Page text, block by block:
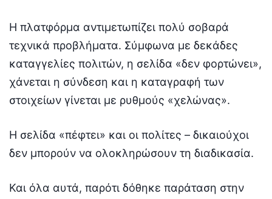
Η πλατφόρμα αντιμετωπίζει πολύ σοβαρά
τεχνικά προβλήματα. Σύμφωνα με δεκάδες
καταγγελίες πολιτών, η σελίδα «δεν φορτώνει»,
χάνεται η σύνδεση και η καταγραφή των
στοιχείων γίνεται με ρυθμούς «χελώνας».
Η σελίδα «πέφτει» και οι πολίτες – δικαιούχοι
δεν μπορούν να ολοκληρώσουν τη διαδικασία.
Και όλα αυτά, παρότι δόθηκε παράταση στην